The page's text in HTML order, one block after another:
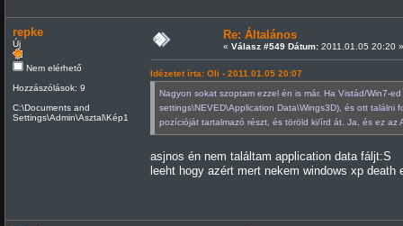
repke
Új
Nem elérhető
Hozzászólások: 9
C:\Documents and
Settings\Admin\Asztal\Kép1
Re: Általános
« Válasz #549 Dátum:2011.01.05 20:20 »
Idézetet írta: Oli - 2011.01.05 20:07
Nagyon sokat szoptam ezzel én is már. Ha Vistád/Win7-
settings\NEVED\Application Data\Wings3D), és ott
pozícióját tartalmazó részt, és töröld ki/írd át. Ja, és ez
asjnos én nem találtam application data fáljt:S
leeht hogy azért mert nekem windows xp